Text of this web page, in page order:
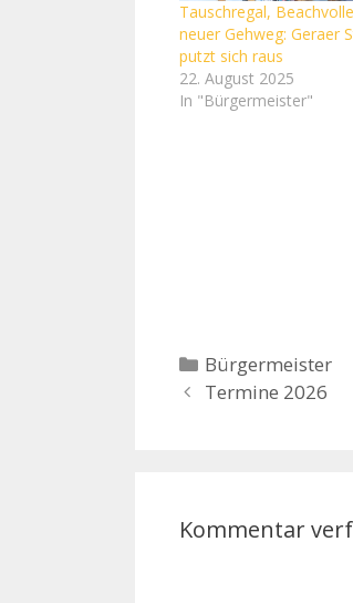
Tauschregal,
neuer Gehweg: Geraer
putzt sich raus
22. August 2025
In "Bürgermeister"
Kategorien
Bürgermeister
Termine 2026
Kommentar